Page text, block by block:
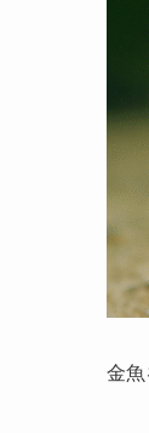
金魚